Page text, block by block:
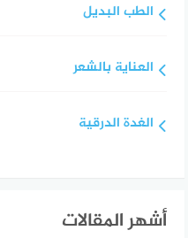
الطب البديل
العناية بالشعر
الغدة الدرقية
أشهر المقالات